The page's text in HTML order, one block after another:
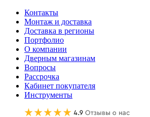
Контакты
Монтаж и доставка
Доставка в регионы
Портфолио
О компании
Дверным магазинам
Вопросы
Рассрочка
Кабинет покупателя
Инструменты